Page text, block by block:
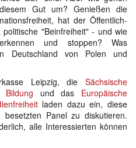
Gut um? Genießen die
hat der Öffentlich-
"Beinfreiheit" - und wie
und stoppen? Was
Deutschland von Polen und
Leipzig, die Sächsische
Bildung und das Europäische
laden dazu ein, diese
Panel zu diskutieren.
alle Interessierten können